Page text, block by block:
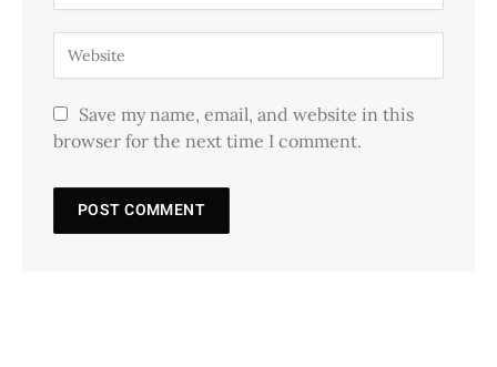
Save my name, email, and website in this
browser for the next time I comment.